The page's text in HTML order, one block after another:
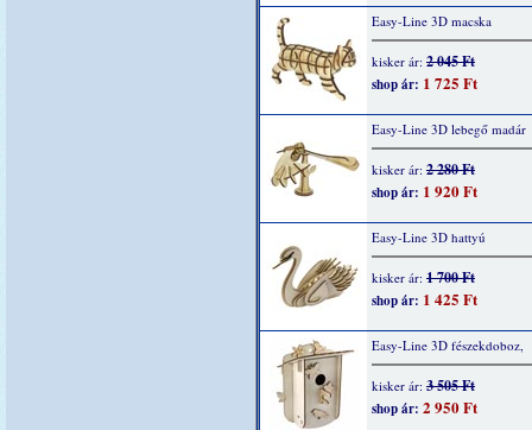
Easy-Line 3D macska
kisker ár: 2 045 Ft
shop ár: 1 725 Ft
Easy-Line 3D lebegő madár
kisker ár: 2 280 Ft
shop ár: 1 920 Ft
Easy-Line 3D hattyú
kisker ár: 1 700 Ft
shop ár: 1 425 Ft
Easy-Line 3D fészekdoboz,
kisker ár: 3 505 Ft
shop ár: 2 950 Ft